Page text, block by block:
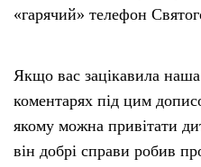
«гарячий» телефон
Якщо вас зацікавила
коментарях під цим
якому можна привітати
він добрі справи робив